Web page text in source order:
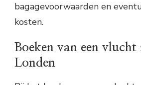
bagagevoorwaarden en
kosten.
Boeken van een vlucht
Londen